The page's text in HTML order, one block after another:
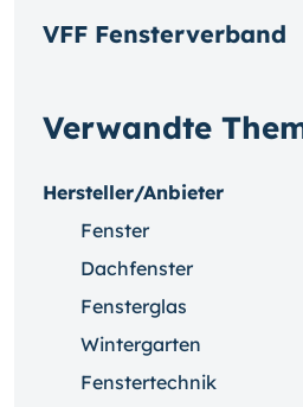
Verwandte
Hersteller/Anbieter
Fenster
Dachfenster
Fensterglas
Wintergarten
Fenstertechnik
VFF Fensterverband